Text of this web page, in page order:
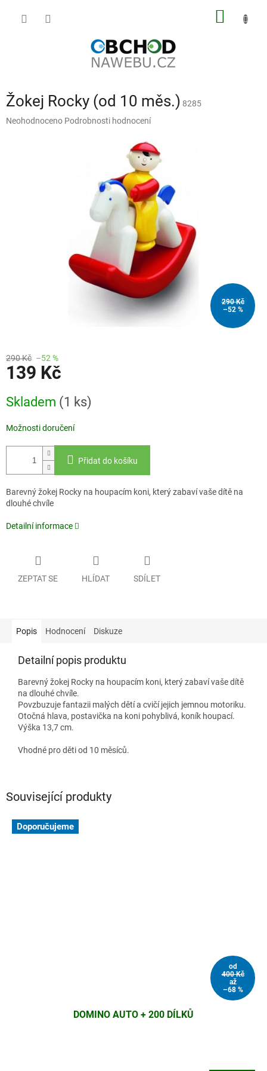
Žokej Rocky (od 10 měs.) 8285
Průměrné
Neohodnoceno Podrobnosti hodnocení
290 Kč
–52 %
290 Kč –52 %
139 Kč
cena:
Skladem (1 ks)
Možnosti doručení
Přidat do košíku
Barevný žokej Rocky na houpacím koni, který zabaví vaše dítě na
dlouhé chvíle
Detailní informace
ZEPTAT SE HLÍDAT SDÍLET
Popis Hodnocení Diskuze
Detailní popis produktu
Barevný žokej Rocky na houpacím koni, který zabaví vaše dítě
na dlouhé chvíle.
Povzbuzuje fantazii malých dětí a cvičí jejich jemnou motoriku.
Otočná hlava, postavička na koni pohyblivá, koník houpací.
Výška 13,7 cm.
Vhodné pro děti od 10 měsíců.
Související produkty
Doporučujeme
od
400 Kč
až
–68 %
DOMINO AUTO + 200 DÍLKŮ